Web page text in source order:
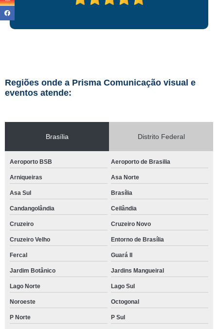
Regiões onde a Prisma Comunicação visual e
eventos atende:
Brasília Distrito Federal
Aeroporto BSB Aeroporto de Brasilia
Arniqueiras Asa Norte
Asa Sul Brasília
Candangolândia Ceilândia
Cruzeiro Cruzeiro Novo
Cruzeiro Velho Entorno de Brasília
Fercal Guará II
Jardim Botânico Jardins Mangueiral
Lago Norte Lago Sul
Noroeste Octogonal
P Norte P Sul